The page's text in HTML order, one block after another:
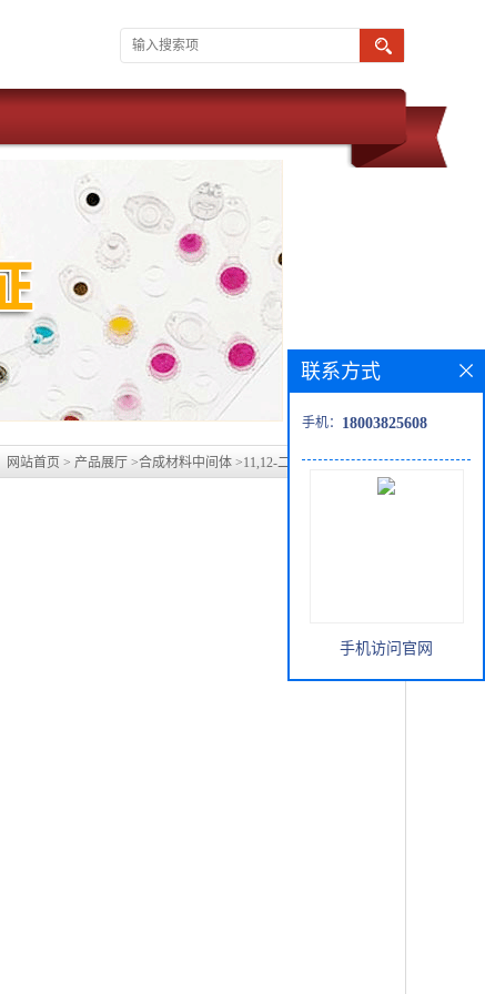
网站首页 > 产品展厅 >合成材料中间体 >11,12-二氟二苯并[a,c]吩嗪
联系方式
手机： 18003825608
手机访问官网